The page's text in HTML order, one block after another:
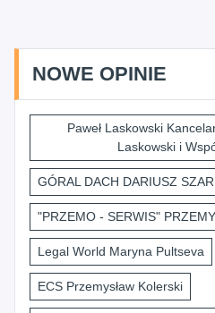
NOWE OPINIE
Paweł Laskowski
Laskowski i
GÓRAL DACH DARIUSZ
"PRZEMO - SERWIS"
Legal World Maryna Pultseva
ECS Przemysław Kolerski